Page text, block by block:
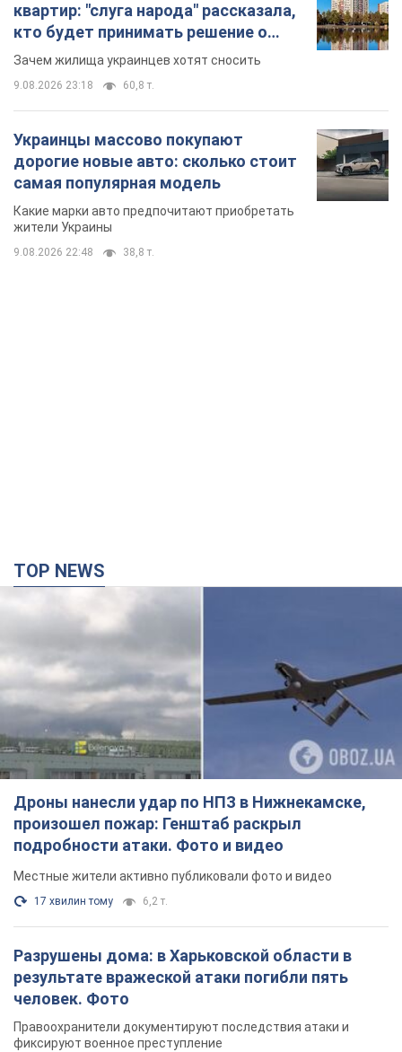
квартир: "слуга народа" рассказала,
кто будет принимать решение о
сносе домов
Зачем жилища украинцев хотят сносить
9.08.2026 23:18 60,8 т.
Украинцы массово покупают
дорогие новые авто: сколько стоит
самая популярная модель
Какие марки авто предпочитают приобретать
жители Украины
9.08.2026 22:48 38,8 т.
TOP NEWS
Дроны нанесли удар по НПЗ в Нижнекамске,
произошел пожар: Генштаб раскрыл
подробности атаки. Фото и видео
Местные жители активно публиковали фото и видео
17 хвилин тому 6,2 т.
Разрушены дома: в Харьковской области в
результате вражеской атаки погибли пять
человек. Фото
Правоохранители документируют последствия атаки и
фиксируют военное преступление